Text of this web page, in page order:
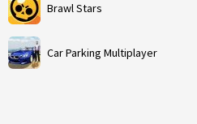
Brawl Stars
Car Parking Multiplayer